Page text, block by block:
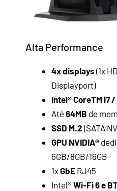
Alta Performance
4x displays (1x
Displayport)
Intel® CoreTM i7 /
Até 64MB de
SSD M.2 (SATA
GPU NVIDIA®
6GB/8GB/16GB
1xGbE RJ45
Intel®Wi-Fi 6 e